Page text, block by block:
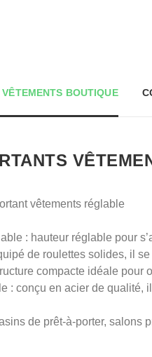
BOUTIQUE
vêtements réglable
: hauteur réglable pour
de roulettes solides, il
compacte idéale pour
: conçu en acier de qualité,
de prêt-à-porter, salons